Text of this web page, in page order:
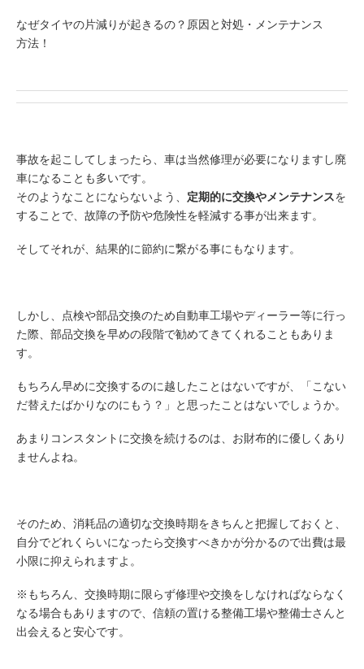
なぜタイヤの片減りが起きるの？原因と対処・メンテナンス
方法！
事故を起こしてしまったら、車は当然修理が必要になりますし廃
車になることも多いです。
そのようなことにならないよう、 定期的に交換やメンテナンスを
することで、故障の予防や危険性を軽減する事が出来ます。
そしてそれが、結果的に節約に繋がる事にもなります。
しかし、点検や部品交換のため自動車工場やディーラー等に行っ
た際、部品交換を早めの段階で勧めてきてくれることもありま
す。
もちろん早めに交換するのに越したことはないですが、「こない
だ替えたばかりなのにもう？」と思ったことはないでしょうか。
あまりコンスタントに交換を続けるのは、お財布的に優しくあり
ませんよね。
そのため、消耗品の適切な交換時期をきちんと把握しておくと、
自分でどれくらいになったら交換すべきかが分かるので出費は最
小限に抑えられますよ。
※もちろん、交換時期に限らず修理や交換をしなければならなく
なる場合もありますので、信頼の置ける整備工場や整備士さんと
出会えると安心です。